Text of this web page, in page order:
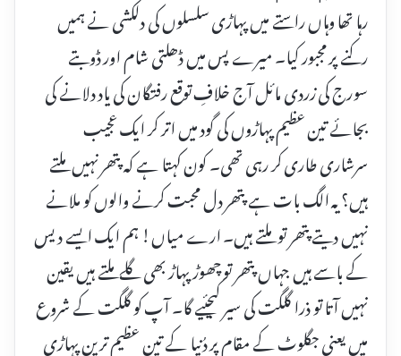
رہا تھا وہاں راستے میں پہاڑی سلسلوں کی دلکشی نے ہمیں
رکنے پر مجبور کیا۔ میرے پس میں ڈھلتی شام اور ڈوبتے
سورج کی زردی مائل آج خلافِ توقع رفتگان کی یاد دلانے کی
بجائے تین عظیم پہاڑوں کی گود میں اتر کر ایک عجیب
سرشاری طاری کر رہی تھی۔ کون کہتا ہے کہ پتھر نہیں ملتے
ہیں؟ یہ الگ بات ہے پتھر دل محبت کرنے والوں کو ملانے
نہیں دیتے پتھر تو ملتے ہیں۔ ارے میاں! ہم ایک ایسے دیس
کے باسے ہیں جہاں پتھر تو چھوڑ پہاڑ بھی گلے ملتے ہیں یقین
نہیں آتا تو ذرا گلگت کی سیر کیجئیے گا۔ آپ کو گلگت کے شروع
میں یعنی جگلوٹ کے مقام پر دُنیا کے تین عظیم ترین پہاڑی